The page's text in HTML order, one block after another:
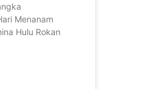
Menanam
Hulu Rokan